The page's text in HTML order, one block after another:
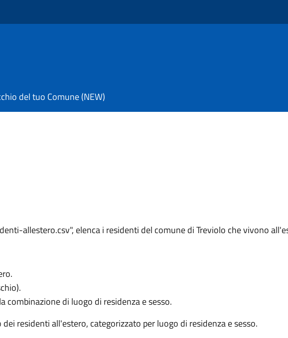
del tuo Comune (NEW)
allestero.csv", elenca i residenti del comune di Treviolo che vivono
combinazione di luogo di residenza e sesso.
residenti all'estero, categorizzato per luogo di residenza e sesso.